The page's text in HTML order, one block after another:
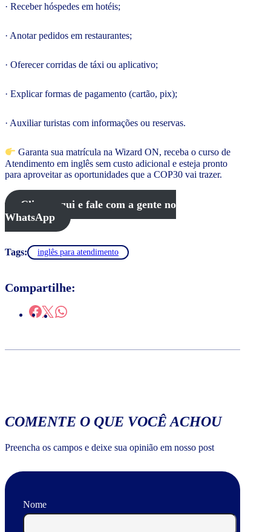
· Receber hóspedes em hotéis;
· Anotar pedidos em restaurantes;
· Oferecer corridas de táxi ou aplicativo;
· Explicar formas de pagamento (cartão, pix);
· Auxiliar turistas com informações ou reservas.
Garanta sua matrícula na Wizard ON, receba o curso de
Atendimento em inglês sem custo adicional e esteja pronto
para aproveitar as oportunidades que a COP30 vai trazer.
Clique aqui e fale com a gente no
WhatsApp
Tags: inglês para atendimento
Compartilhe:
COMENTE O QUE VOCÊ ACHOU
Preencha os campos e deixe sua opinião em nosso post
Nome